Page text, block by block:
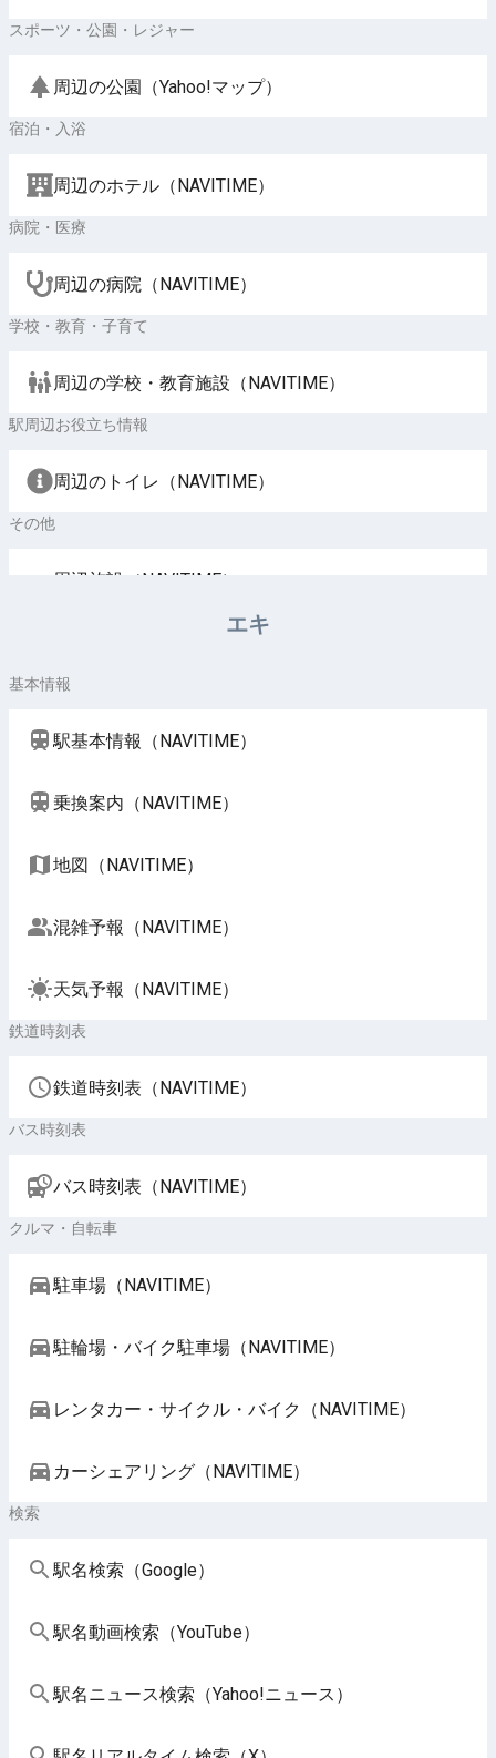
スポーツ・公園・レジャー
周辺の公園（Yahoo!マップ）
宿泊・入浴
周辺のホテル（NAVITIME）
病院・医療
周辺の病院（NAVITIME）
学校・教育・子育て
周辺の学校・教育施設（NAVITIME）
駅周辺お役立ち情報
周辺のトイレ（NAVITIME）
その他
周辺施設（NAVITIME）
エキ
基本情報
駅基本情報（NAVITIME）
乗換案内（NAVITIME）
地図（NAVITIME）
混雑予報（NAVITIME）
天気予報（NAVITIME）
鉄道時刻表
鉄道時刻表（NAVITIME）
バス時刻表
バス時刻表（NAVITIME）
クルマ・自転車
駐車場（NAVITIME）
駐輪場・バイク駐車場（NAVITIME）
レンタカー・サイクル・バイク（NAVITIME）
カーシェアリング（NAVITIME）
検索
駅名検索（Google）
駅名動画検索（YouTube）
駅名ニュース検索（Yahoo!ニュース）